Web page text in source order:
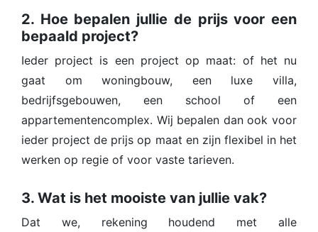
2. Hoe bepalen jullie de prijs voor een
bepaald project?
Ieder project is een project op maat: of het nu
gaat om woningbouw, een luxe villa,
bedrijfsgebouwen, een school of een
appartementencomplex. Wij bepalen dan ook voor
ieder project de prijs op maat en zijn flexibel in het
werken op regie of voor vaste tarieven.
3. Wat is het mooiste van jullie vak?
Dat we, rekening houdend met alle